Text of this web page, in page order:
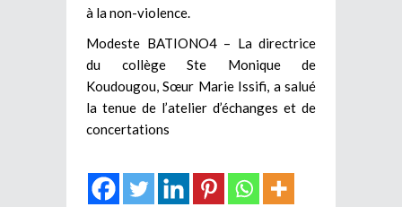
à la non-violence.
Modeste BATIONO4 – La directrice
du collège Ste Monique de
Koudougou, Sœur Marie Issifi, a salué
la tenue de l’atelier d’échanges et de
concertations